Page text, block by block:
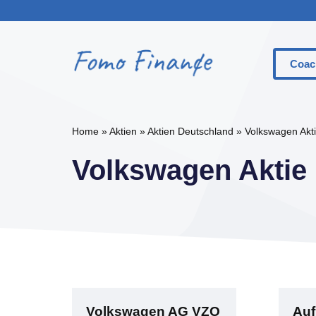
Der
Home »Aktien »Aktien Deutschland » Volkswagen
Volkswagen Aktie
Volkswagen AG VZO